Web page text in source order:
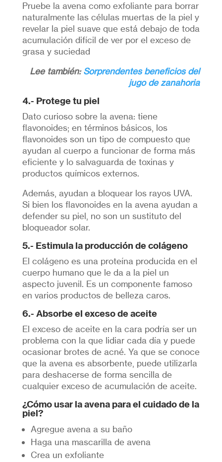
Pruebe la avena como exfoliante para borrar
naturalmente las células muertas de la piel y
revelar la piel suave que está debajo de toda
acumulación difícil de ver por el exceso de
grasa y suciedad
Lee también:Sorprendentes beneficios del
jugo de zanahoria
4.- Protege tu piel
Dato curioso sobre la avena: tiene
flavonoides; en términos básicos, los
flavonoides son un tipo de compuesto que
ayudan al cuerpo a funcionar de forma más
eficiente y lo salvaguarda de toxinas y
productos químicos externos.
Además, ayudan a bloquear los rayos UVA.
Si bien los flavonoides en la avena ayudan a
defender su piel, no son un sustituto del
bloqueador solar.
5.- Estimula la producción de colágeno
El colágeno es una proteína producida en el
cuerpo humano que le da a la piel un
aspecto juvenil. Es un componente famoso
en varios productos de belleza caros.
6.- Absorbe el exceso de aceite
El exceso de aceite en la cara podría ser un
problema con la que lidiar cada día y puede
ocasionar brotes de acné. Ya que se conoce
que la avena es absorbente, puede utilizarla
para deshacerse de forma sencilla de
cualquier exceso de acumulación de aceite.
¿Cómo usar la avena para el cuidado de la
piel?
Agregue avena a su baño
Haga una mascarilla de avena
Crea un exfoliante